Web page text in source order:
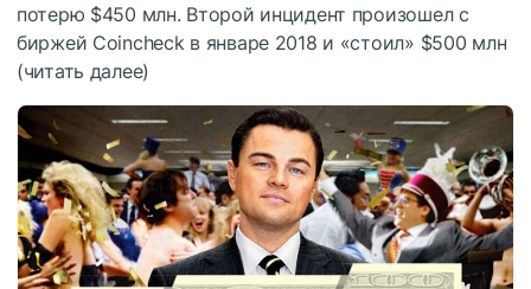
потерю $450 млн. Второй инцидент произошел с
биржей Coincheck в январе 2018 и «стоил» $500 млн
(читать далее)